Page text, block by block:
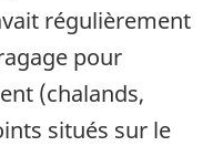
régulièrement
pour
(chalands,
situés sur le